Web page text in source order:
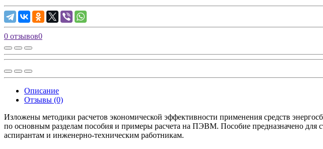
0 отзывов0
Описание
Отзывы (0)
Изложены методики расчетов экономической эффективности применения средств
по основным разделам пособия и примеры расчета на ПЭВМ. Пособие предназначено для
аспирантам и инженерно-техническим работникам.